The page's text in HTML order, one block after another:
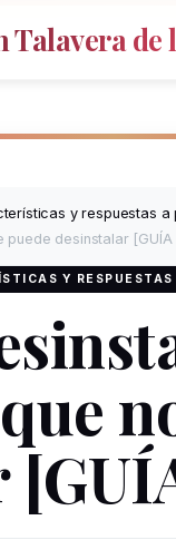
de
y respuestas a
puede desinstalar [GUÍA
Y